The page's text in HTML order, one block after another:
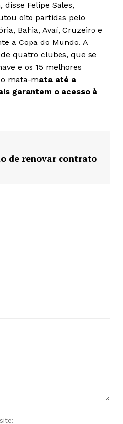
disse Felipe Sales,
oito partidas pelo
Bahia, Avaí, Cruzeiro e
a Copa do Mundo. A
quatro clubes, que se
e os 15 melhores
mata-mata até a
garantem o acesso à
de renovar contrato